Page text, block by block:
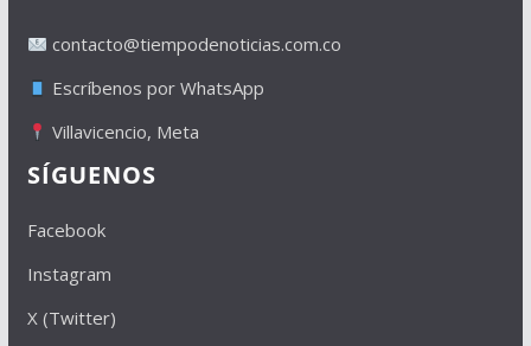
contacto@tiempodenoticias.com.co
Escríbenos por WhatsApp
Villavicencio, Meta
SÍGUENOS
Facebook
Instagram
X (Twitter)